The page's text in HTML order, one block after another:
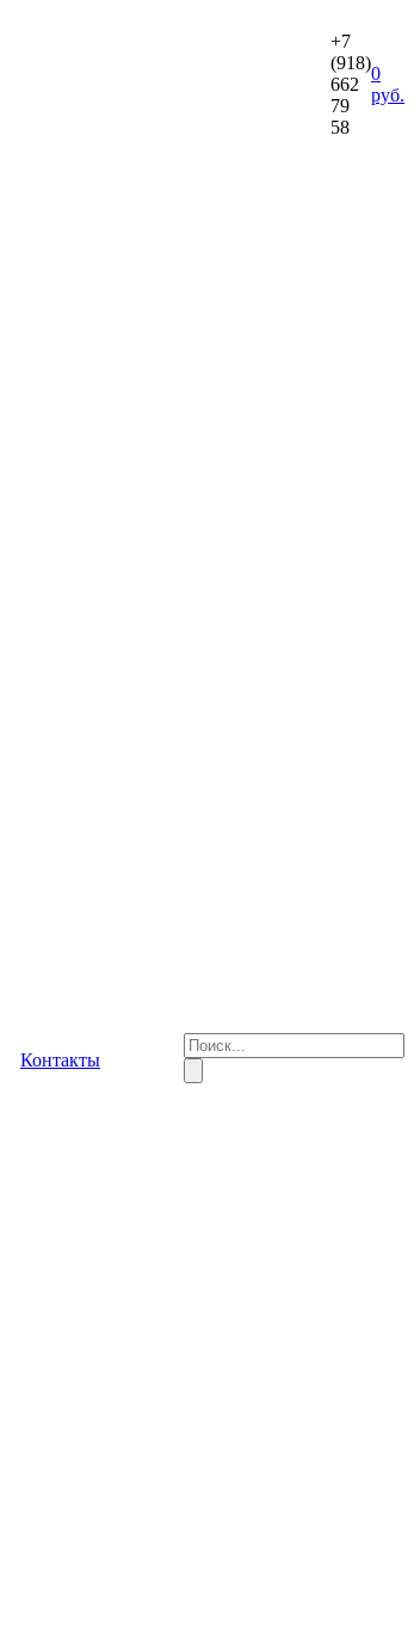
+7
(918)
662
79
58
0
руб.
Контакты